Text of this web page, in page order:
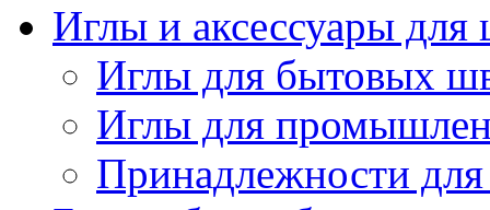
Иглы и аксессуары
Иглы для бытовых
Иглы для
Принадлежности